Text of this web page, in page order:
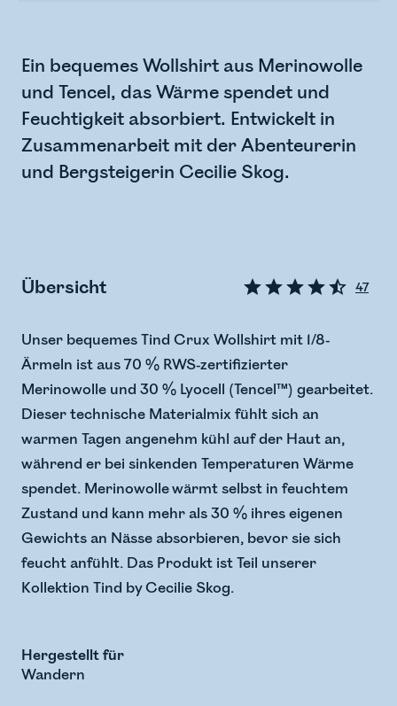
Ein bequemes Wollshirt aus Merinowolle
und Tencel, das Wärme spendet und
Feuchtigkeit absorbiert. Entwickelt in
Zusammenarbeit mit der Abenteurerin
und Bergsteigerin Cecilie Skog.
Übersicht 47
Unser bequemes Tind Crux Wollshirt mit 1/8-
Ärmeln ist aus 70 % RWS-zertifizierter
Merinowolle und 30 % Lyocell (Tencel™) gearbeitet.
Dieser technische Materialmix fühlt sich an
warmen Tagen angenehm kühl auf der Haut an,
während er bei sinkenden Temperaturen Wärme
spendet. Merinowolle wärmt selbst in feuchtem
Zustand und kann mehr als 30 % ihres eigenen
Gewichts an Nässe absorbieren, bevor sie sich
feucht anfühlt. Das Produkt ist Teil unserer
Kollektion Tind by Cecilie Skog.
Hergestellt für
Wandern